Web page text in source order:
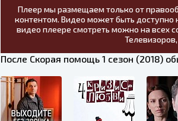
Плеер мы размещаем только от
контентом. Видео может быть доступно
видео плеере смотреть можно на всех
После Скорая помощь 1 сезон (2018)